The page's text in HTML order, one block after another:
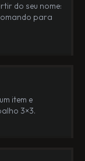
do seu nome:
para
item e
3×3.